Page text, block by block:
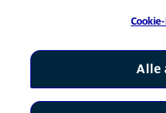
AniCura ist eine
Alle